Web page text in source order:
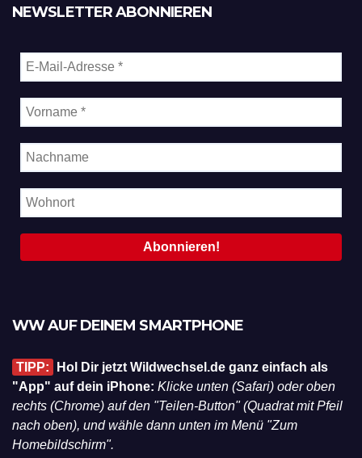
NEWSLETTER ABONNIEREN
WW AUF DEINEM SMARTPHONE
TIPP:
Hol Dir jetzt Wildwechsel.de ganz einfach als
"App" auf dein iPhone: Klicke unten (Safari) oder oben
rechts (Chrome) auf den "Teilen-Button" (Quadrat mit Pfeil
nach oben), und wähle dann unten im Menü "Zum
Homebildschirm".